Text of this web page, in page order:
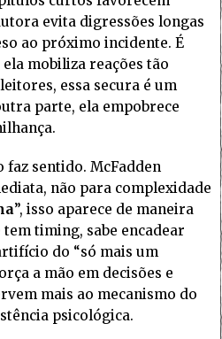
evita digressões longas
ao próximo incidente. É
mobiliza reações tão
essa secura é um
parte, ela empobrece
faz sentido. McFadden
não para complexidade
”, isso aparece de maneira
timing, sabe encadear
do “só mais um
a mão em decisões e
mais ao mecanismo do
psicológica.